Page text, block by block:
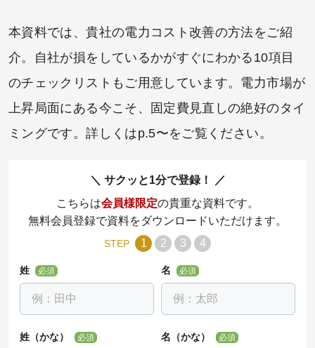
本資料では、貴社の電力コスト改善の方法をご紹
介。自社が損をしているかがすぐにわかる10項目
のチェックリストもご用意しています。電力市場が
上昇局面にある今こそ、固定費見直しの絶好のタイ
ミングです。詳しくはp.5〜をご覧ください。
サクッと1分で登録！
こちらは会員様限定の貴重な資料です。
無料会員登録で資料をダウンロードいただけます。
STEP 1 2 3 4
姓 必須 名 必須
姓（かな） 必須 名（かな） 必須